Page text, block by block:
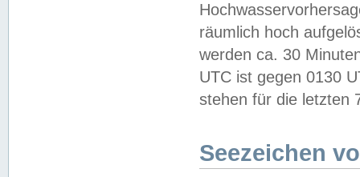
räumlich hoch
werden ca. 30
UTC ist gegen 0130
stehen für die letzten
Seezeichen